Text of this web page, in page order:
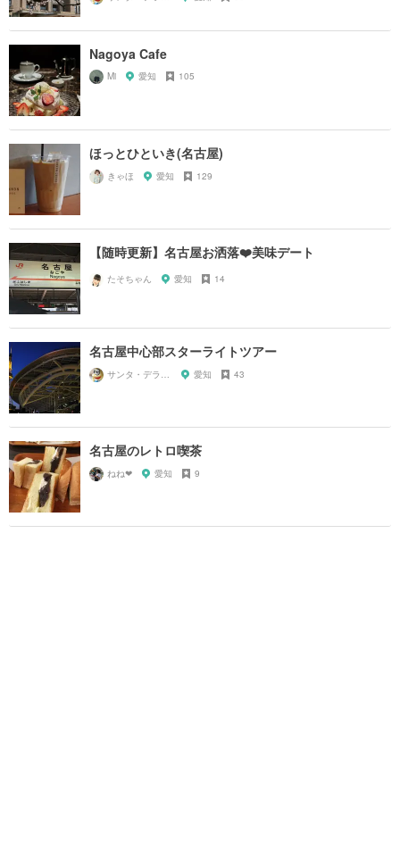
Nagoya Cafe
Mi 愛知 105
ほっとひといき(名古屋)
きゃほ 愛知 129
【随時更新】名古屋お洒落❤️美味デート
たそちゃん 愛知 14
名古屋中心部スターライトツアー
サンタ・デラックス 愛知 43
名古屋のレトロ喫茶
ねね‪‪❤︎‬ 愛知 9